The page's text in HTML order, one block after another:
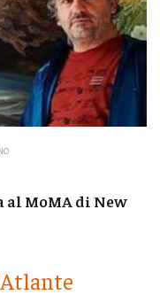
al MoMA di New